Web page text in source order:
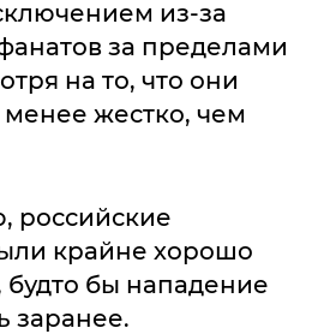
из-за
за пределами
на то, что они
менее жестко, чем
российские
крайне хорошо
бы нападение
заранее.